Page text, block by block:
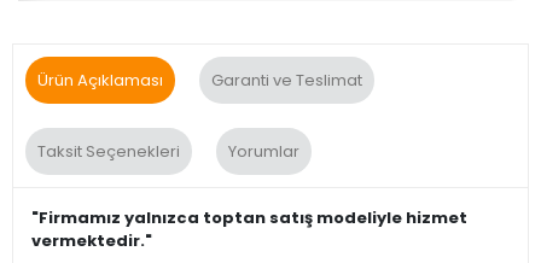
Ürün Açıklaması Garanti ve Teslimat
Taksit Seçenekleri Yorumlar
"Firmamız yalnızca toptan satış modeliyle hizmet
vermektedir."